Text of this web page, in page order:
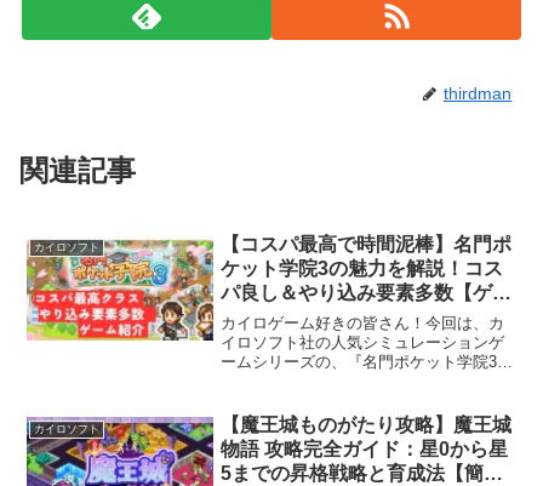
thirdman
関連記事
カイロソフト
【コスパ最高で時間泥棒】名門ポ
ケット学院3の魅力を解説！コス
パ良し＆やり込み要素多数【ゲー
ム紹介】
カイロゲーム好きの皆さん！今回は、カ
イロソフト社の人気シミュレーションゲ
ームシリーズの、『名門ポケット学院3』
ムが魅力ですが、名門ポケット学院3もそ
の期待を裏切りません。...
カイロソフト
【魔王城ものがたり攻略】魔王城
物語 攻略完全ガイド：星0から星
5までの昇格戦略と育成法【簡易